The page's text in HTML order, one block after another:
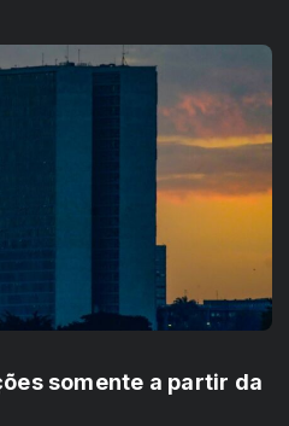
somente a partir da